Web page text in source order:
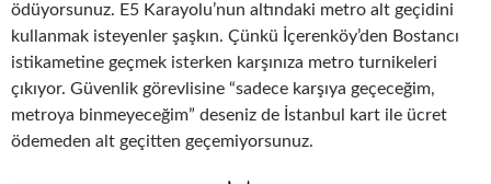
ödüyorsunuz. E5 Karayolu’nun altındaki metro alt geçidini
kullanmak isteyenler şaşkın. Çünkü İçerenköy’den Bostancı
istikametine geçmek isterken karşınıza metro turnikeleri
çıkıyor. Güvenlik görevlisine “sadece karşıya geçeceğim,
metroya binmeyeceğim” deseniz de İstanbul kart ile ücret
ödemeden alt geçitten geçemiyorsunuz.